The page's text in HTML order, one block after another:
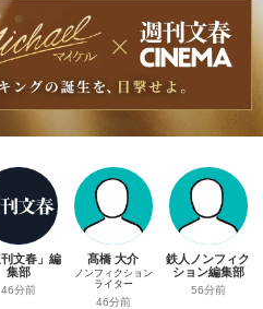
刊文春」編
集部
46分前
髙橋 大介
ノンフィクション
ライター
46分前
鉄人ノンフィク
ション編集部
56分前